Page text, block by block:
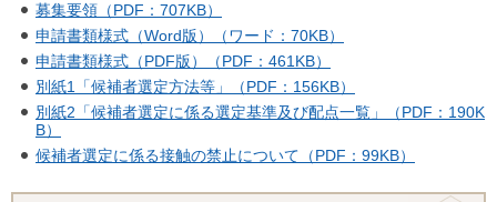
募集要領（PDF：707KB）
申請書類様式（Word版）（ワード：70KB）
申請書類様式（PDF版）（PDF：461KB）
別紙1「候補者選定方法等」（PDF：156KB）
別紙2「候補者選定に係る選定基準及び配点一覧」（PDF：190K
B）
候補者選定に係る接触の禁止について（PDF：99KB）